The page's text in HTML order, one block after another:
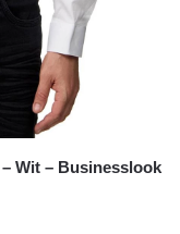
Wit – Businesslook